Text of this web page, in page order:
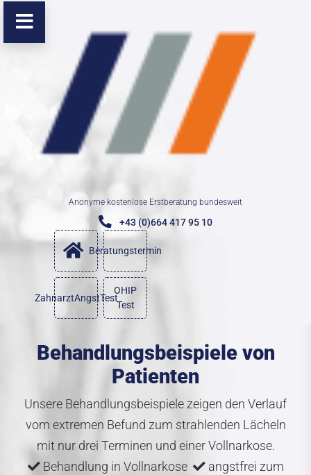
Anonyme kostenlose Erstberatung bundesweit
+43 (0)664 417 95 10
Beratungstermin
ZahnarztAngstTest
OHIP
Test
Behandlungsbeispiele von
Patienten
Unsere Behandlungsbeispiele zeigen den Verlauf
vom extremen Befund zum strahlenden Lächeln
mit nur drei Terminen und einer Vollnarkose.
Behandlung in Vollnarkose
angstfrei zum